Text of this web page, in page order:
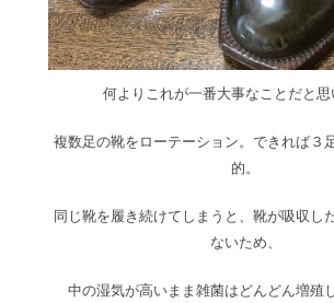
何よりこれが一番大事なことだと思
複数足の靴をローテーション。できれば３
的。
同じ靴を履き続けてしまうと、靴が吸収し
ないため、
中の湿気が高いまま雑菌はどんどん増殖